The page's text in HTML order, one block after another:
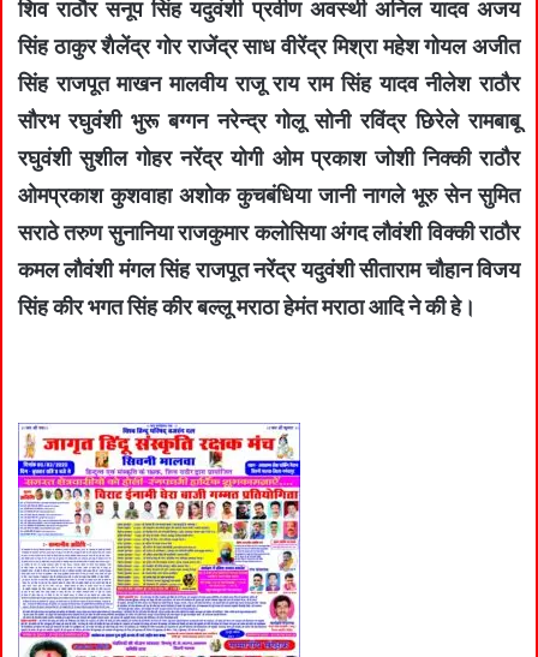
शिव राठौर सनूप सिंह यदुवंशी प्रवीण अवस्थी अनिल यादव अजय
सिंह ठाकुर शैलेंद्र गोर राजेंद्र साध वीरेंद्र मिश्रा महेश गोयल अजीत
सिंह राजपूत माखन मालवीय राजू राय राम सिंह यादव नीलेश राठौर
सौरभ रघुवंशी भुरू बग्गन नरेन्द्र गोलू सोनी रविंद्र छिरेले रामबाबू
रघुवंशी सुशील गोहर नरेंद्र योगी ओम प्रकाश जोशी निक्की राठौर
ओमप्रकाश कुशवाहा अशोक कुचबंधिया जानी नागले भूरु सेन सुमित
सराठे तरुण सुनानिया राजकुमार कलोसिया अंगद लौवंशी विक्की राठौर
कमल लौवंशी मंगल सिंह राजपूत नरेंद्र यदुवंशी सीताराम चौहान विजय
सिंह कीर भगत सिंह कीर बल्लू मराठा हेमंत मराठा आदि ने की हे।